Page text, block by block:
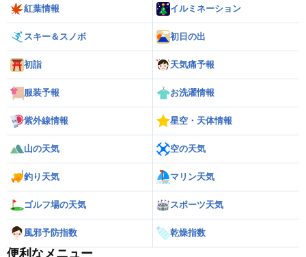
紅葉情報 イルミネーション
スキー＆スノボ 初日の出
初詣 天気痛予報
服装予報 お洗濯情報
紫外線情報 星空・天体情報
山の天気 空の天気
釣り天気 マリン天気
ゴルフ場の天気 スポーツ天気
風邪予防指数 乾燥指数
便利なメニュー